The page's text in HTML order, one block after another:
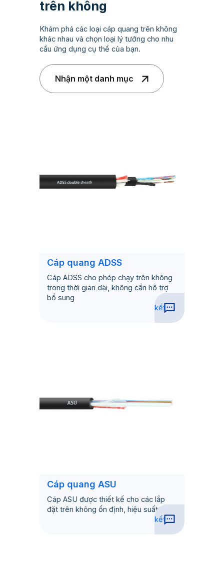
trên không
Khám phá các loại cáp quang trên không
khác nhau và chọn loại lý tưởng cho nhu
cầu ứng dụng cụ thể của bạn.
Nhận một danh mục
Cáp quang ADSS
Cáp ADSS cho phép chạy trên không
trong thời gian dài, không cần hỗ trợ
bổ sung
kết
Cáp quang ASU
Cáp ASU được thiết kế cho các lắp
đặt trên không ổn định, hiệu suất cao
kết